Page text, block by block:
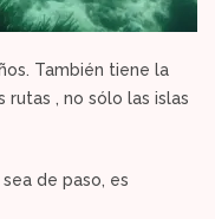
También tiene la
rutas , no sólo las islas
de paso, es